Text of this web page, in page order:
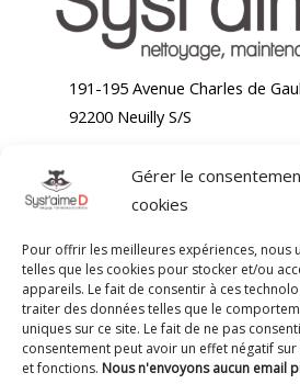
Gérer le
cookies
Pour offrir les meilleures expériences, nous
telles que les cookies pour stocker et/ou
appareils. Le fait de consentir à ces
traiter des données telles que le
uniques sur ce site. Le fait de ne pas
consentement peut avoir un effet négatif
et fonctions. Nous n'envoyons aucun email
191-195 Avenue Charles de
92200 Neuilly S/S
Accueil
Nettoyage bureaux
Nettoyage moquette
Nettoyage chaises de bureaux
Blog
Contact
191-195 Avenue Charles de